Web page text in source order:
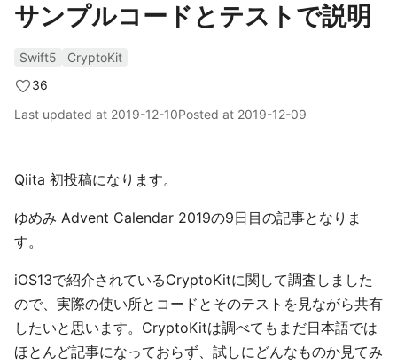
サンプルコードとテストで説明
Swift5
CryptoKit
36
Last updated at 2019-12-10Posted at 2019-12-09
Qiita 初投稿になります。
ゆめみ Advent Calendar 2019の9日目の記事となりま
す。
iOS13で紹介されているCryptoKitに関して調査しました
ので、実際の使い所とコードとそのテストを見ながら共有
したいと思います。CryptoKitは調べてもまだ日本語では
ほとんど記事になっておらず、試しにどんなものか見てみ